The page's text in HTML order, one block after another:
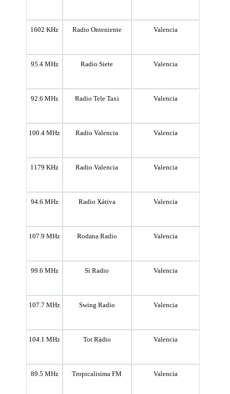
1602 KHz Radio Onteniente Valencia
95.4 MHz Radio Siete Valencia
92.6 MHz Radio Tele Taxi Valencia
100.4 MHz Radio Valencia Valencia
1179 KHz Radio Valencia Valencia
94.6 MHz Radio Xátiva Valencia
107.9 MHz Rodana Radio Valencia
99.6 MHz Si Radio Valencia
107.7 MHz Swing Radio Valencia
104.1 MHz Tot Ràdio Valencia
89.5 MHz Tropicalisima FM Valencia